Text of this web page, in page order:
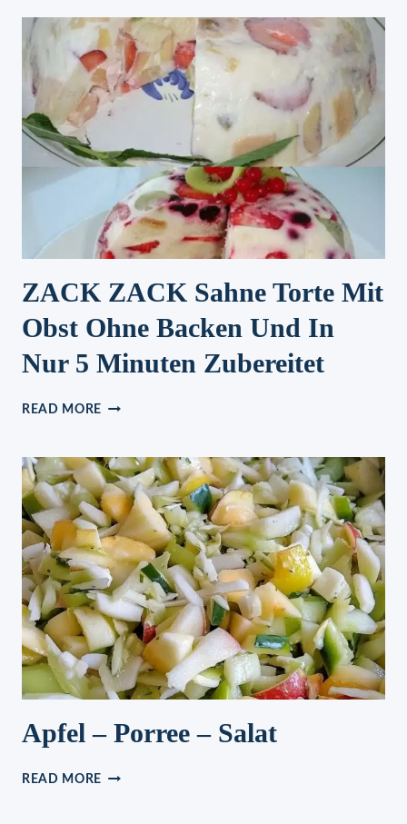
ZUM
REINLEGEN,
PHILADELPHIA-
TORTE
MIT
WALDMEISTER
ZACK ZACK Sahne Torte Mit
Obst Ohne Backen Und In
Nur 5 Minuten Zubereitet
READ MORE ZACK
TORTE
MIT
OBST
OHNE
BACKEN
UND
IN
NUR
5
MINUTEN
ZUBEREITET
Apfel – Porree – Salat
READ MORE APFEL